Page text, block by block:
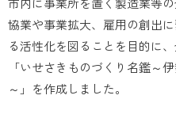
市内に事業所を置く製造業等
協業や事業拡大、雇用の創出
る活性化を図ることを目的に
「いせさきものづくり名鑑～
～」を作成しました。